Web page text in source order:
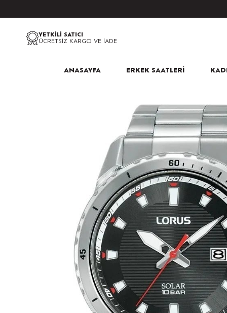
YETKİLİ SATICI
ÜCRETSİZ KARGO VE İADE
ANASAYFA ERKEK SAATLERİ